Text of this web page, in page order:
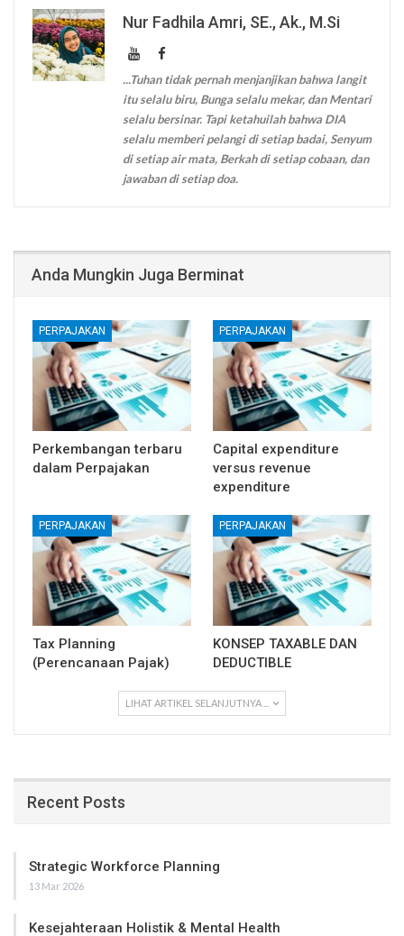
Nur Fadhila Amri, SE., Ak., M.Si
...Tuhan tidak pernah menjanjikan bahwa langit
itu selalu biru, Bunga selalu mekar, dan Mentari
selalu bersinar. Tapi ketahuilah bahwa DIA
selalu memberi pelangi di setiap badai, Senyum
di setiap air mata, Berkah di setiap cobaan, dan
jawaban di setiap doa.
Anda Mungkin Juga Berminat
PERPAJAKAN
Perkembangan terbaru
dalam Perpajakan
PERPAJAKAN
Capital expenditure
versus revenue
expenditure
PERPAJAKAN
Tax Planning
(Perencanaan Pajak)
PERPAJAKAN
KONSEP TAXABLE DAN
DEDUCTIBLE
LIHAT ARTIKEL SELANJUTNYA ...
Recent Posts
Strategic Workforce Planning
13 Mar 2026
Kesejahteraan Holistik & Mental Health